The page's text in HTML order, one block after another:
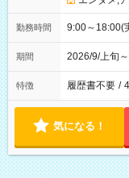
勤務時間 9:00～18:00(
期間 2026/9/上旬
特徴 履歴書不要 /
気になる！